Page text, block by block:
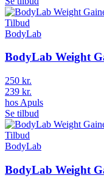
Tilbud
BodyLab
BodyLab Weight
250 kr.
239 kr.
hos Apuls
Se tilbud
Tilbud
BodyLab
BodyLab Weight